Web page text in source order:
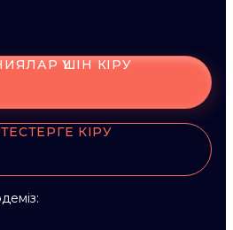
ҮШІН КІРУ
КІРУ